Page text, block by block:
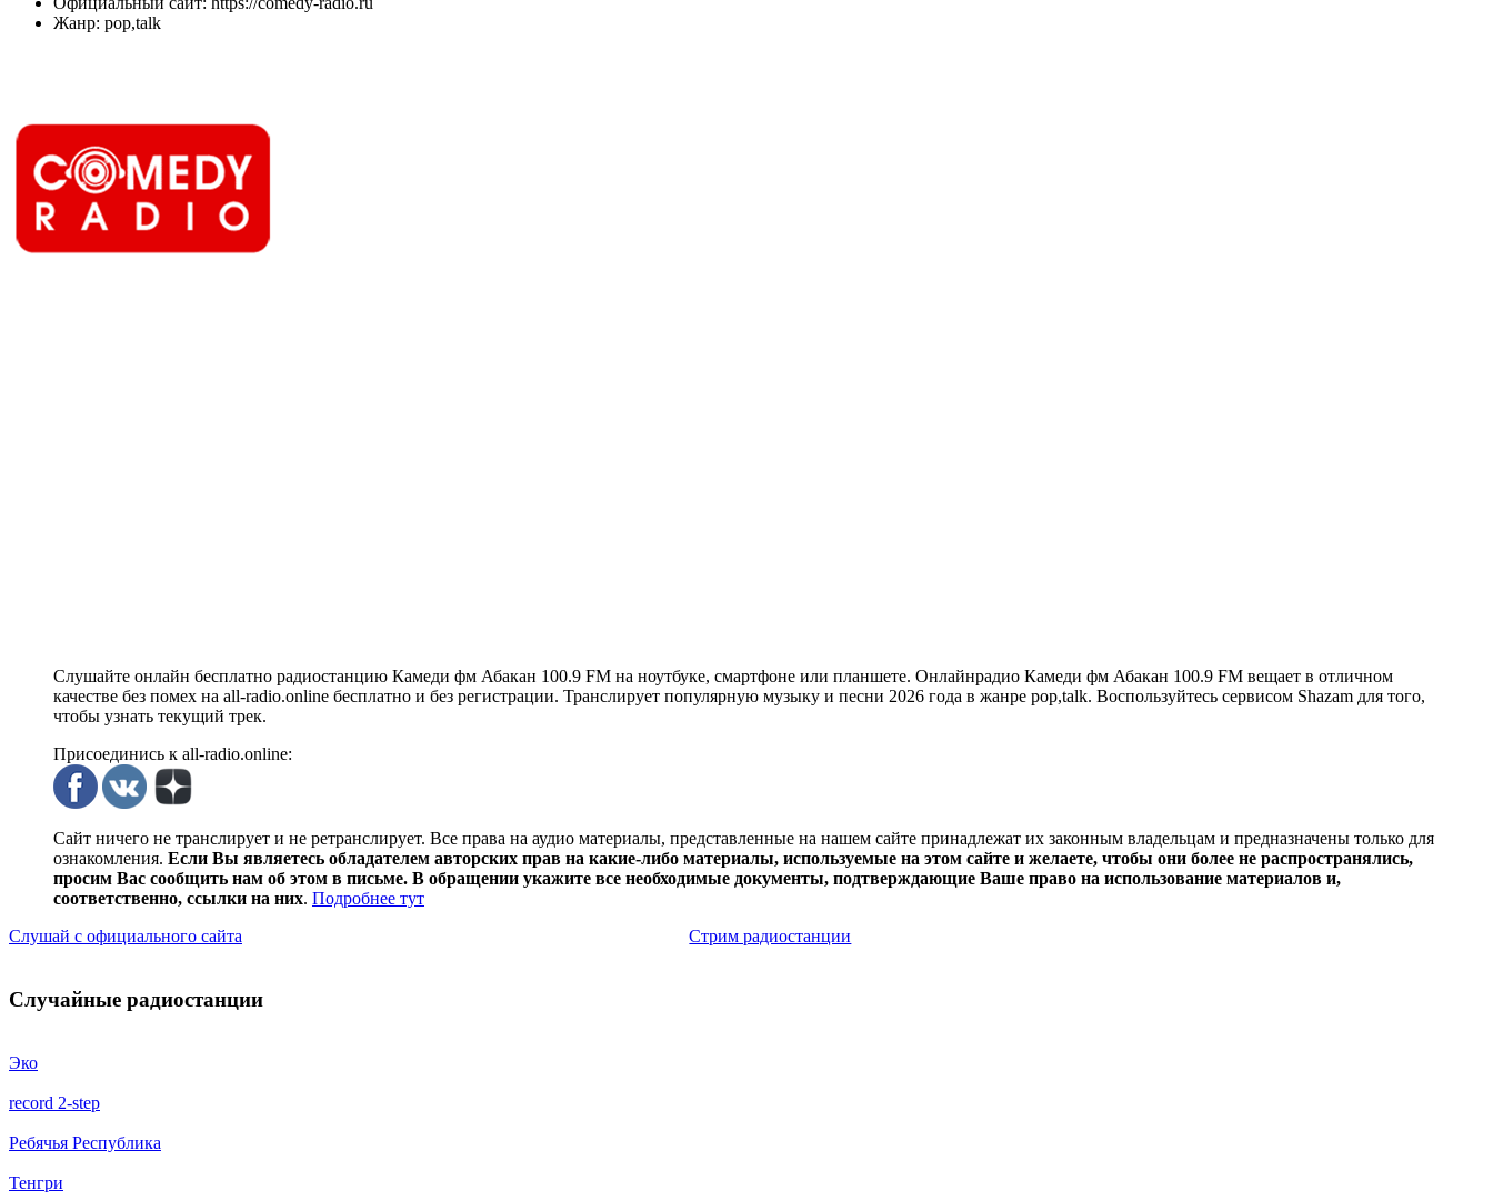
Жанр: pop,talk
Слушайте онлайн бесплатно радиостанцию Камеди фм Абакан 100.9 FM на ноутбуке, смартфоне или планшете. Онлайнрадио Камеди фм Абакан 100.9 FM вещает в отличном
качестве без помех на all-radio.online бесплатно и без регистрации. Транслирует популярную музыку и песни 2026 года в жанре pop,talk. Воспользуйтесь сервисом Shazam для того,
чтобы узнать текущий трек.
Присоединись к all-radio.online:
Сайт ничего не транслирует и не ретранслирует. Все права на аудио материалы, представленные на нашем сайте принадлежат их законным владельцам и предназначены только для
ознакомления. Если Вы являетесь обладателем авторских прав на какие-либо материалы, используемые на этом сайте и желаете, чтобы они более не распространялись,
просим Вас сообщить нам об этом в письме. В обращении укажите все необходимые документы, подтверждающие Ваше право на использование материалов и,
соответственно, ссылки на них. Подробнее тут
Слушай с официального сайта
Стрим радиостанции
Случайные радиостанции
Эко
record 2-step
Ребячья Республика
Тенгри